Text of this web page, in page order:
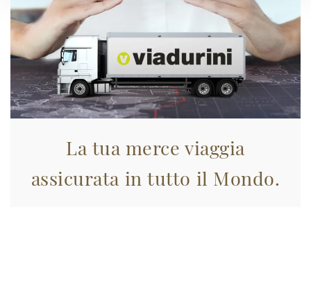
La tua merce viaggia
assicurata in tutto il Mondo.